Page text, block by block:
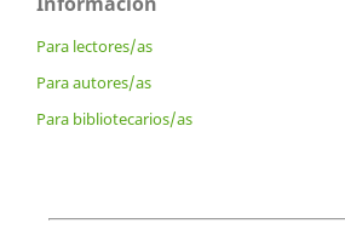
Para lectores/as
Para autores/as
Para bibliotecarios/as